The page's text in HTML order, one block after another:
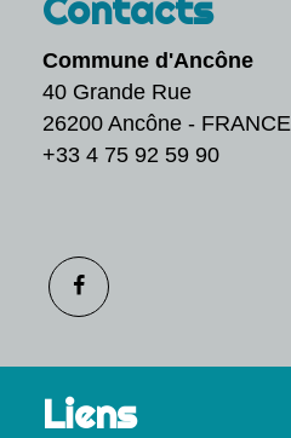
Commune d'Ancône
40 Grande Rue
26200 Ancône - FRANCE
+33 4 75 92 59 90
Liens